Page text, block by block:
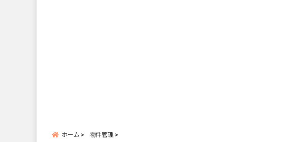
ホーム 物件管理